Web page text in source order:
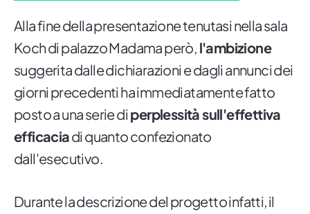
Alla fine della presentazione tenutasi nella sala
Koch di palazzo Madama però, l'ambizione
suggerita dalle dichiarazioni e dagli annunci dei
giorni precedenti ha immediatamente fatto
posto a una serie di perplessità sull'effettiva
efficaciadi quanto confezionato
dall'esecutivo.
Durante la descrizione del progetto infatti, il